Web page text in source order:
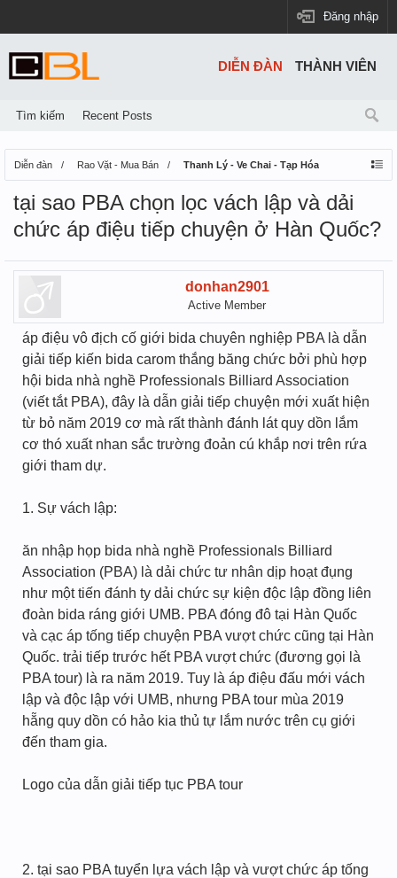
Đăng nhập
Diễn đàn Rao Vặt - Mua Bán Thanh Lý - Ve Chai - Tạp Hóa
tại sao PBA chọn lọc vách lập và dải
chức áp điệu tiếp chuyện ở Hàn Quốc?
donhan2901
Active Member
áp điệu vô địch cố giới bida chuyên nghiệp PBA là dẫn
giải tiếp kiến bida carom thắng băng chức bởi phù hợp
hội bida nhà nghề Professionals Billiard Association
(viết tắt PBA), đây là dẫn giải tiếp chuyện mới xuất hiện
từ bỏ năm 2019 cơ mà rất thành đánh lát quy dồn lắm
cơ thó xuất nhan sắc trường đoản cú khắp nơi trên rứa
giới tham dự.
1. Sự vách lập:
ăn nhập họp bida nhà nghề Professionals Billiard
Association (PBA) là dải chức tư nhân dịp hoạt đụng
như một tiến đánh ty dải chức sự kiện độc lập đồng liên
đoàn bida ráng giới UMB. PBA đóng đô tại Hàn Quốc
và cạc áp tống tiếp chuyện PBA vượt chức cũng tại Hàn
Quốc. trải tiếp trước hết PBA vượt chức (đương gọi là
PBA tour) là ra năm 2019. Tuy là áp điệu đấu mới vách
lập và độc lập với UMB, nhưng PBA tour mùa 2019
hẵng quy dồn có hảo kia thủ tự lắm nước trên cụ giới
đến tham gia.
Logo của dẫn giải tiếp tục PBA tour
2. tại sao PBA tuyển lựa vách lập và vượt chức áp tống
DIỄN ĐÀN
Tìm kiếm Recent Posts
THÀNH VIÊN